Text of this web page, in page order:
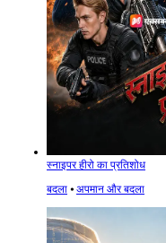
स्नाइपर हीरो का प्रतिशोध
बदला ⦁ अपमान और बदला